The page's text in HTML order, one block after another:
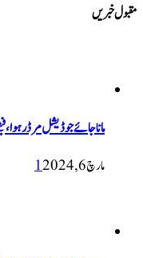
مقبول خبریں
ماناجائے جوڈیشل مرڈر ہوا،
مارچ 6, 2024 1